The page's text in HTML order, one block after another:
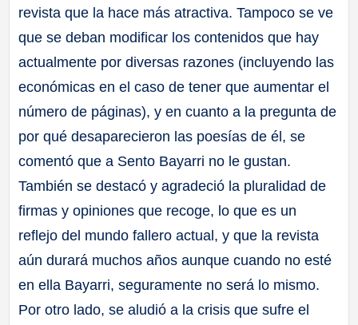
revista que la hace más atractiva. Tampoco se ve
que se deban modificar los contenidos que hay
actualmente por diversas razones (incluyendo las
económicas en el caso de tener que aumentar el
número de páginas), y en cuanto a la pregunta de
por qué desaparecieron las poesías de él, se
comentó que a Sento Bayarri no le gustan.
También se destacó y agradeció la pluralidad de
firmas y opiniones que recoge, lo que es un
reflejo del mundo fallero actual, y que la revista
aún durará muchos años aunque cuando no esté
en ella Bayarri, seguramente no será lo mismo.
Por otro lado, se aludió a la crisis que sufre el